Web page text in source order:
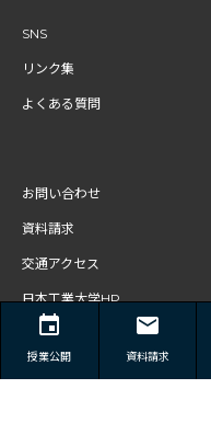
SNS
リンク集
よくある質問
お問い合わせ
資料請求
交通アクセス
日本工業大学HP
個人情報保護方針
授業公開 資料請求